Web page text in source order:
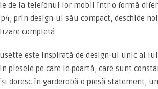
de la telefonul lor mobil într-o formă
prin design-ul său compact, deschide
completă.
este inspirată de design-ul unic al lui
piesele pe care le poartă, care sunt
doresc în garderobă o piesă statement,